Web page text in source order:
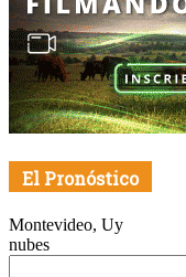
El Pronóstico
Montevideo, Uy
nubes